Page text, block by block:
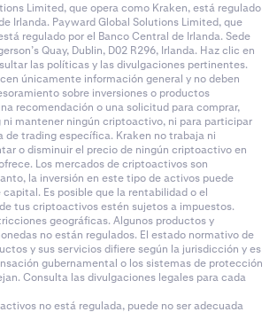
Limited, que opera como Kraken, está regulado
Irlanda. Payward Global Solutions Limited, que
regulado por el Banco Central de Irlanda. Sede
Quay, Dublin, D02 R296, Irlanda. Haz clic en
las políticas y las divulgaciones pertinentes.
únicamente información general y no deben
sobre inversiones o productos
recomendación o una solicitud para comprar,
ni mantener ningún criptoactivo, ni para participar
de trading específica. Kraken no trabaja ni
o disminuir el precio de ningún criptoactivo en
Los mercados de criptoactivos son
la inversión en este tipo de activos puede
capital. Es posible que la rentabilidad o el
tus criptoactivos estén sujetos a impuestos.
geográficas. Algunos productos y
no están regulados. El estado normativo de
y sus servicios difiere según la jurisdicción y es
gubernamental o los sistemas de protección
Consulta las divulgaciones legales para cada
no está regulada, puede no ser adecuada